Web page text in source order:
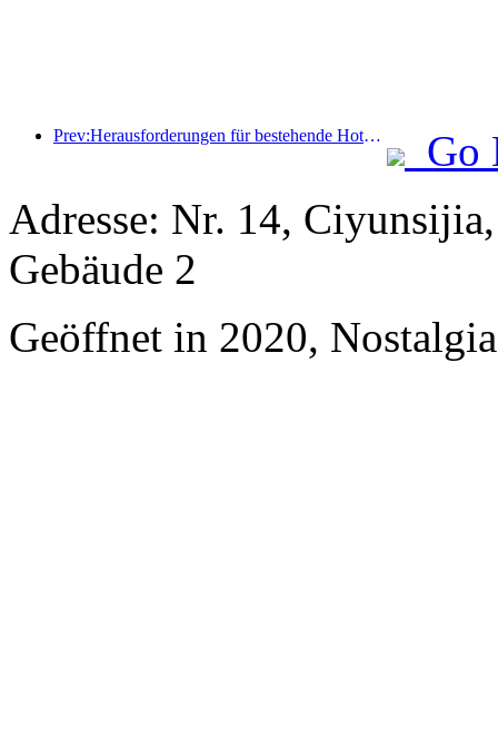
Prev:Herausforderungen für bestehende Hotels im 2.0-Zeitalter: Modernisierung ist der Kern, das ist die wahre Wertinnovation
Go
Adresse: Nr. 14,
Gebäude 2
Geöffnet in 2020,